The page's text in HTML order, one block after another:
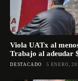
Viola UATx al
Trabajo al adeudar
DESTACADO 5 ENERO,